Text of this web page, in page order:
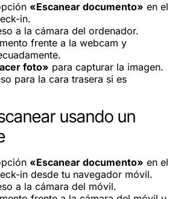
«Escanear documento» en el
in.
a la cámara del ordenador.
frente a la webcam y
foto» para capturar la imagen.
para la cara trasera si es
usando un
«Escanear documento» en el
in desde tu navegador móvil.
a la cámara del móvil.